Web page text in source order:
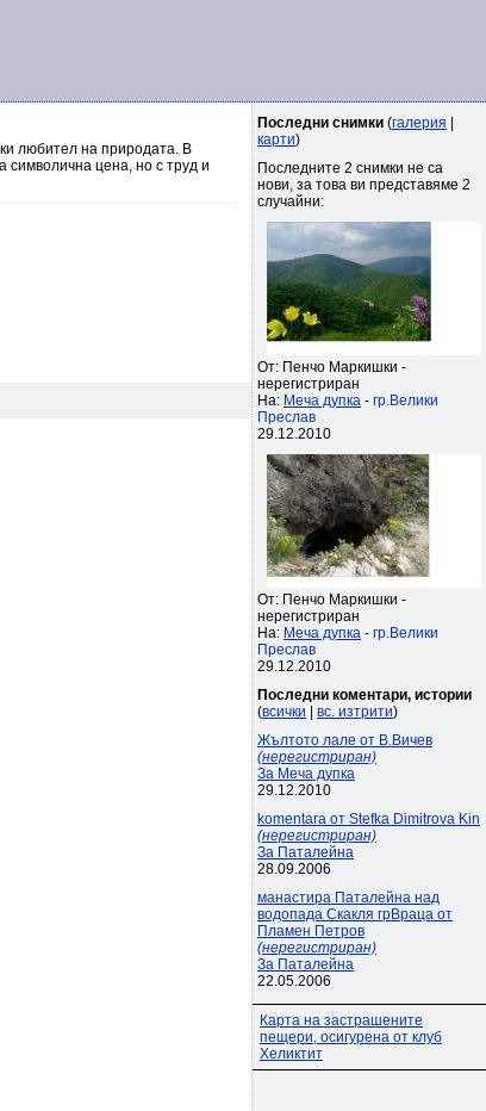
любител на природата. В
символична цена, но с труд и
Последни снимки (галерия
карти)
Последните 2 снимки не са
нови, за това ви представяме 2
случайни:
От: Пенчо Маркишки -
нерегистриран
На: Меча дупка - гр.Велики
Преслав
29.12.2010
От: Пенчо Маркишки -
нерегистриран
На: Меча дупка - гр.Велики
Преслав
29.12.2010
Последни коментари, истории
(всички вс. изтрити)
Жълтото лале от В.Вичев
(нерегистриран)
За Меча дупка
29.12.2010
komentara от Stefka Dimitrova Kin
(нерегистриран)
За Паталейна
28.09.2006
манастира Паталейна над
водопада Скакля грВраца от
Пламен Петров
(нерегистриран)
За Паталейна
22.05.2006
Карта на застрашените
пещери, осигурена от клуб
Хеликтит